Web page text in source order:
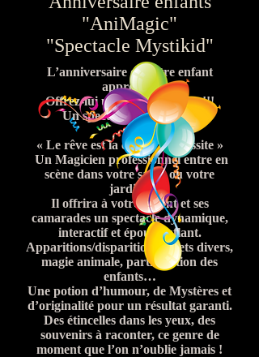
"AniMagic"
"Spectacle Mystikid"
L’anniversaire de votre enfant
approche,
Offrez-lui un cadeau unique !!!
Un spectacle magique !!!
« Le rêve est la clef de la réussite »
Un Magicien professionnel entre en
scène dans votre salon ou votre
jardin !
Il offrira à votre enfant et ses
camarades un spectacle dynamique,
interactif et époustouflant.
Apparitions/disparitions, effets divers,
magie animale, participation des
enfants…
Une potion d’humour, de Mystères et
d’originalité pour un résultat garanti.
Des étincelles dans les yeux, des
souvenirs à raconter, ce genre de
moment que l’on n’oublie jamais !